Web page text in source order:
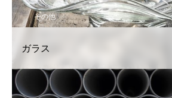
その他
ガラス